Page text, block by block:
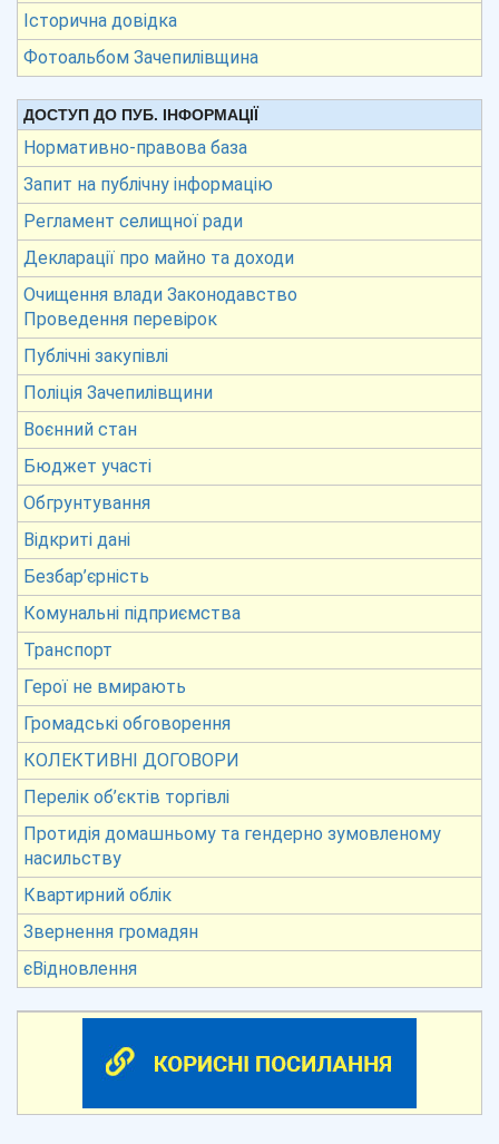
Історична довідка
Фотоальбом Зачепилівщина
ДОСТУП ДО ПУБ. ІНФОРМАЦІЇ
Нормативно-правова база
Запит на публічну інформацію
Регламент селищної ради
Декларації про майно та доходи
Очищення влади Законодавство
Проведення перевірок
Публічні закупівлі
Поліція Зачепилівщини
Воєнний стан
Бюджет участі
Обгрунтування
Відкриті дані
Безбар’єрність
Комунальні підприємства
Транспорт
Герої не вмирають
Громадські обговорення
КОЛЕКТИВНІ ДОГОВОРИ
Перелік об’єктів торгівлі
Протидія домашньому та гендерно зумовленому
насильству
Квартирний облік
Звернення громадян
єВідновлення